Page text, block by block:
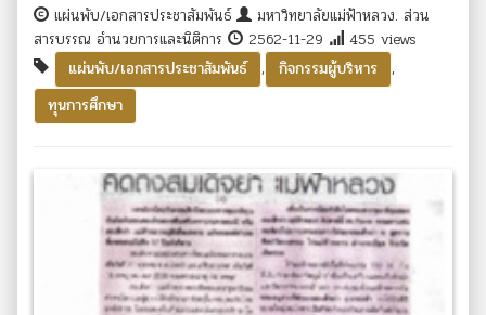
แผ่นพับ/เอกสารประชาสัมพันธ์
มหาวิทยาลัยแม่ฟ้าหลวง. ส่วน
สารบรรณ อำนวยการและนิติการ
2562-11-29
455 views
แผ่นพับ/เอกสารประชาสัมพันธ์
, กิจกรรมผู้บริหาร
,
ทุนการศึกษา